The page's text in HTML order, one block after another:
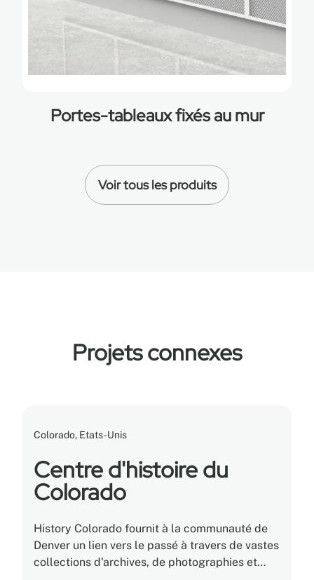
Portes-tableaux fixés au mur
Voir tous les produits
Projets connexes
Colorado, Etats-Unis
Centre d'histoire du
Colorado
History Colorado fournit à la communauté de
Denver un lien vers le passé à travers de vastes
collections d'archives, de photographies et